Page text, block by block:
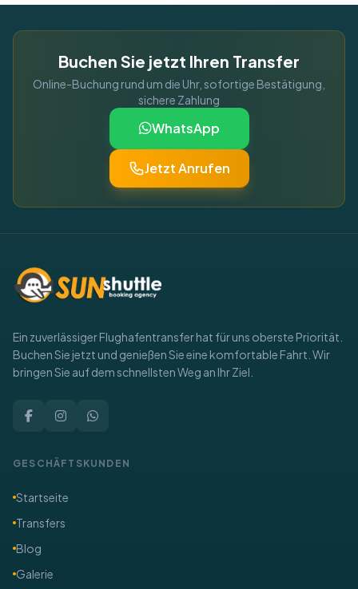
Buchen Sie jetzt Ihren Transfer
Online-Buchung rund um die Uhr, sofortige Bestätigung,
sichere Zahlung
WhatsApp
Jetzt Anrufen
Ein zuverlässiger Flughafentransfer hat für uns oberste Priorität.
Buchen Sie jetzt und genießen Sie eine komfortable Fahrt. Wir
bringen Sie auf dem schnellsten Weg an Ihr Ziel.
GESCHÄFTSKUNDEN
Startseite
Transfers
Blog
Galerie